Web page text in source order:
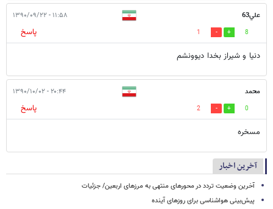
علي63 ۱۱:۵۸ - ۱۳۹۰/۰۹/۲۲
8
1
پاسخ
دنيا و شيراز بخدا ديوونشم
محمد ۲۰:۴۴ - ۱۳۹۰/۱۰/۰۲
0
2
پاسخ
مسخره
آخرین اخبار
آخرین وضعیت تردد در محورهای منتهی به مرزهای اربعین/ جزئیات
پیش‌بینی هواشناسی برای روزهای آینده